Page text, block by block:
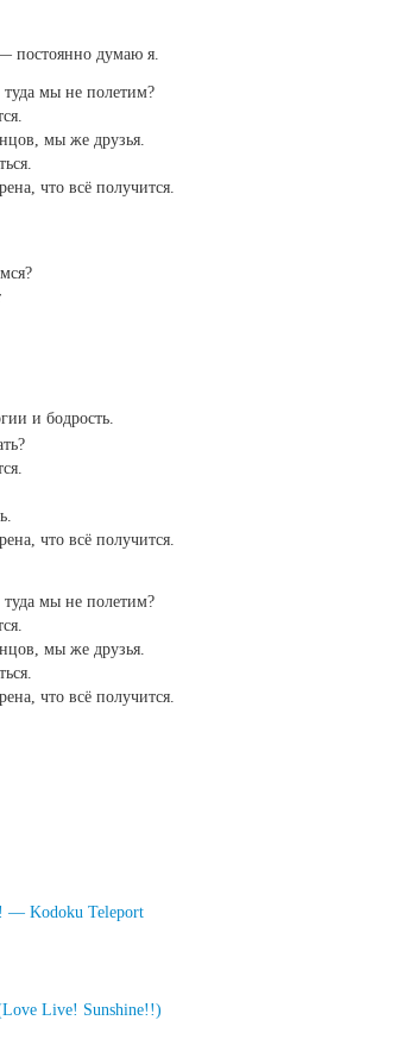
постоянно думаю я.
мы не полетим?
мы же друзья.
что всё получится.
и бодрость.
что всё получится.
мы не полетим?
мы же друзья.
что всё получится.
— Kodoku Teleport
Live! Sunshine!!)